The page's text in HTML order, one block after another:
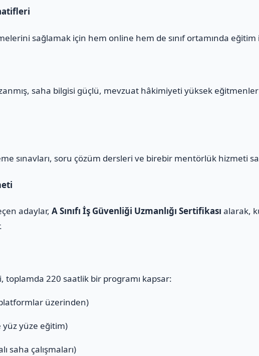
sağlamak için hem online hem de sınıf ortamında
saha bilgisi güçlü, mevzuat hâkimiyeti yüksek
sınavları, soru çözüm dersleri ve birebir mentörlük hizmeti
adaylar, A Sınıfı İş Güvenliği Uzmanlığı Sertifikası alarak,
toplamda 220 saatlik bir programı kapsar:
üzerinden)
yüz yüze eğitim)
saha çalışmaları)